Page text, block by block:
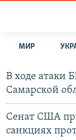
Вернуться
содержанию
ПОДКАСТЫ
АВТОРСКИЕ
МНЕНИЯ
МИР
В ходе атаки
Самарской
Сенат США
санкциях